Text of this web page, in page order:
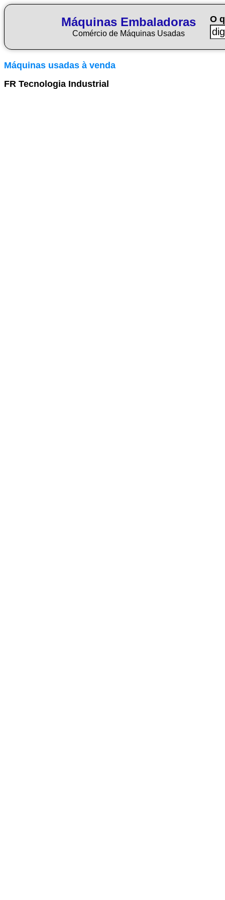
Máquinas Embaladoras
Comércio de Máquinas Usadas
O
Máquinas usadas à venda
FR Tecnologia Industrial